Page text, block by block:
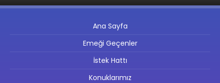
Ana Sayfa
Emeği Geçenler
İstek Hattı
Konuklarımız